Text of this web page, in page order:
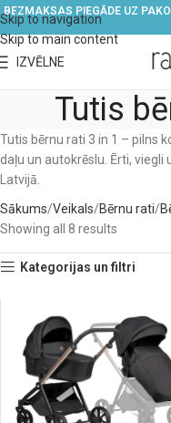
Skip to navigation
Skip to main content
BEZMAKSAS PIEGĀDE UZ
IZVĒLNE
Tutis
Tutis bērnu rati 3 in 1 – pilns
daļu un autokrēslu. Ērti,
Latvijā.
Sākums Veikals Bērnu rati
Showing all 8 results
Kategorijas un filtri